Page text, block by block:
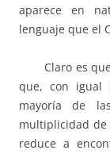
aparece en
lenguaje que el
Claro es que,
que, con igual
mayoría de
multiplicidad de
reduce a